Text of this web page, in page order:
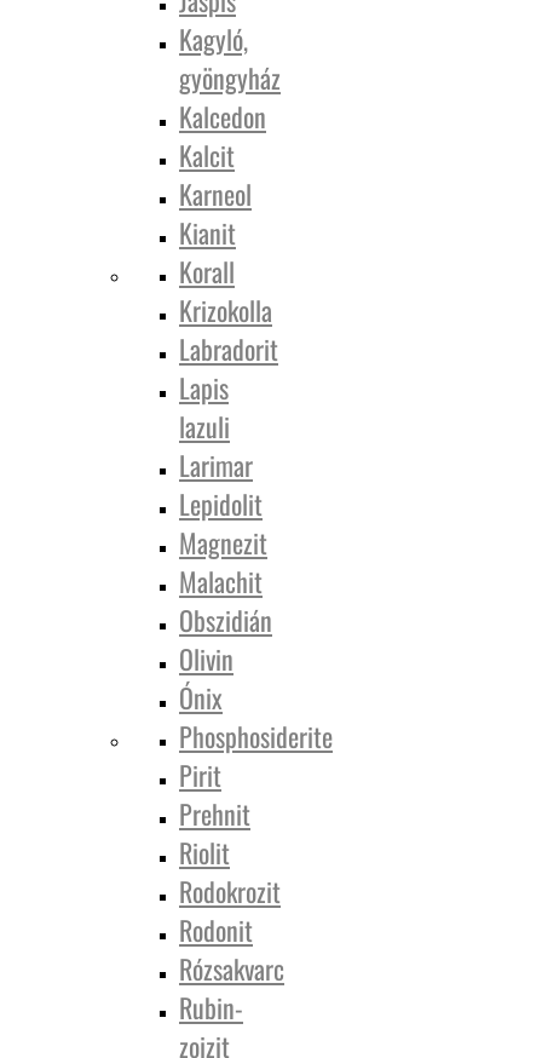
Kagyló,
gyöngyház
Kalcedon
Kalcit
Karneol
Kianit
Korall
Krizokolla
Labradorit
Lapis
lazuli
Larimar
Lepidolit
Magnezit
Malachit
Obszidián
Olivin
Ónix
Phosphosiderite
Pirit
Prehnit
Riolit
Rodokrozit
Rodonit
Rózsakvarc
Rubin-
zoizit